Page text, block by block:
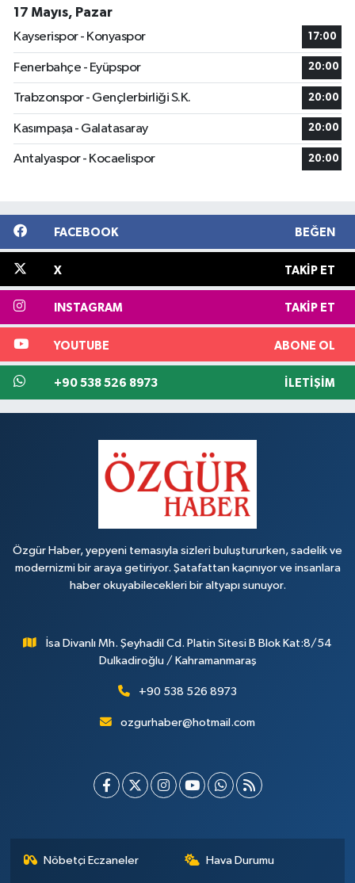
17 Mayıs, Pazar
Kayserispor - Konyaspor
17:00
Fenerbahçe - Eyüpspor 20:00
Trabzonspor - Gençlerbirliği S.K. 20:00
Kasımpaşa - Galatasaray 20:00
Antalyaspor - Kocaelispor 20:00
FACEBOOK BEĞEN
X TAKIP ET
INSTAGRAM TAKIP ET
YOUTUBE ABONE OL
+90 538 526 8973 İLETIŞIM
Özgür Haber, yepyeni temasıyla sizleri buluştururken, sadelik ve
modernizmi bir araya getiriyor. Şatafattan kaçınıyor ve insanlara
haber okuyabilecekleri bir altyapı sunuyor.
İsa Divanlı Mh. Şeyhadil Cd. Platin Sitesi B Blok Kat:8/54
Dulkadiroğlu / Kahramanmaraş
+90 538 526 8973
ozgurhaber@hotmail.com
Nöbetçi Eczaneler Hava Durumu